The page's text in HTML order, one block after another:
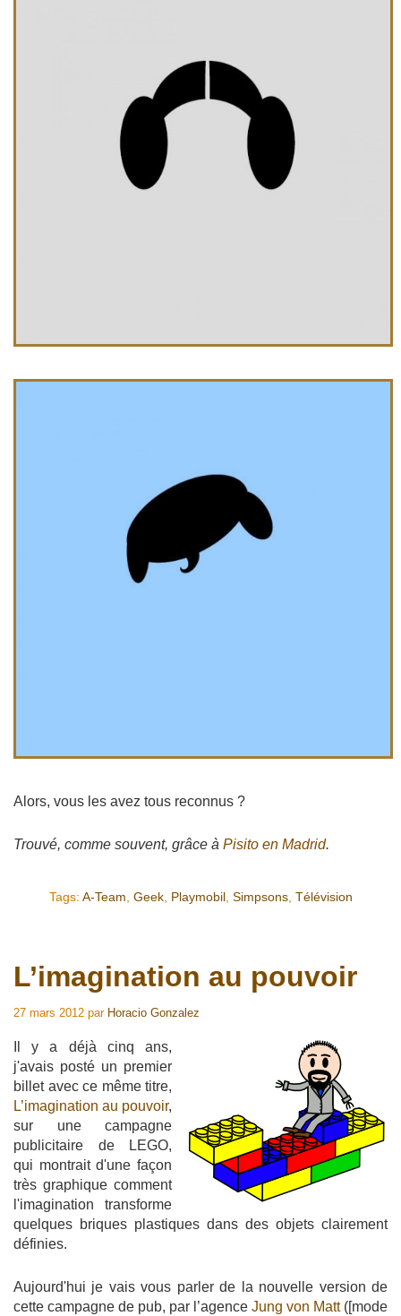
Alors, vous les avez tous reconnus ?
Trouvé, comme souvent, grâce à Pisito en Madrid.
Tags: A-Team, Geek, Playmobil, Simpsons, Télévision
L’imagination au pouvoir
27 mars 2012 par Horacio Gonzalez
Il y a déjà cinq ans,
j'avais posté un premier
billet avec ce même titre,
L’imagination au pouvoir,
sur une campagne
publicitaire de LEGO,
qui montrait d'une façon
très graphique comment
l'imagination transforme
quelques briques plastiques dans des objets clairement
définies.
Aujourd'hui je vais vous parler de la nouvelle version de
cette campagne de pub, par l’agence Jung von Matt([mode